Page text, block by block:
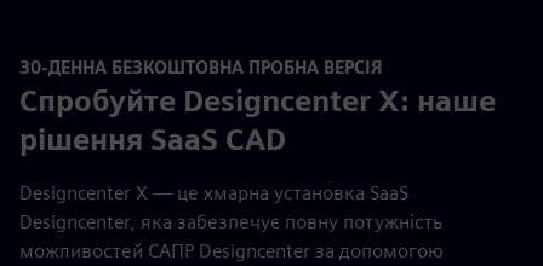
30-ДЕННА БЕЗКОШТОВНА ПРОБНА ВЕРСІЯ
Спробуйте Designcenter X: наше
рішення SaaS CAD
Designcenter X — це хмарна установка SaaS
Designcenter, яка забезпечує повну потужність
можливостей САПР Designcenter за допомогою